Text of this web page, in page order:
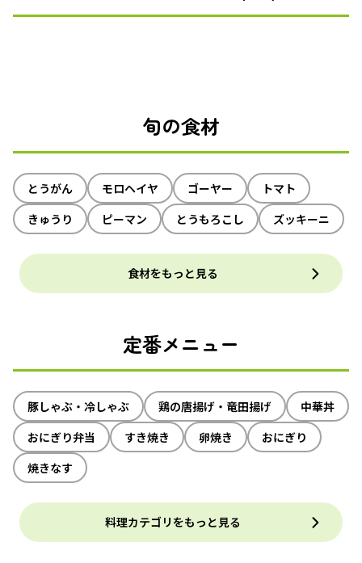
旬の食材
とうがん モロヘイヤ ゴーヤー
トマト
きゅうり
ピーマン とうもろこし ズッキーニ
食材をもっと見る
定番メニュー
豚しゃぶ・冷しゃぶ 鶏の唐揚げ・竜田揚げ
中華丼
おにぎり弁当
すき焼き 卵焼き
おにぎり
焼きなす
料理カテゴリをもっと見る